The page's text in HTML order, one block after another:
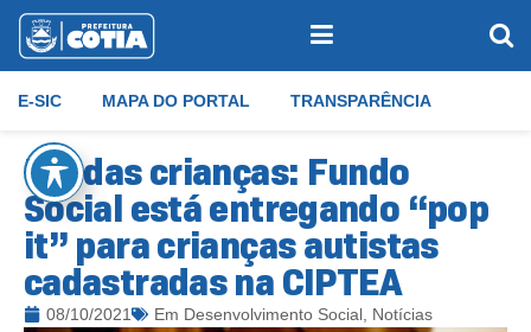
E-SIC MAPA DO PORTAL TRANSPARÊNCIA
Dia das crianças: Fundo
Social está entregando “pop
it” para crianças autistas
cadastradas na CIPTEA
08/10/2021 Em Desenvolvimento Social Notícias